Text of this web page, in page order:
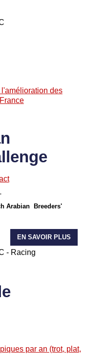
des
Arabian Breeders'
EN SAVOIR PLUS
- Racing
par an (trot, plat,